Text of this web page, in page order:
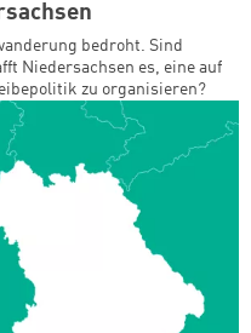
bedroht. Sind
Niedersachsen es, eine auf
zu organisieren?